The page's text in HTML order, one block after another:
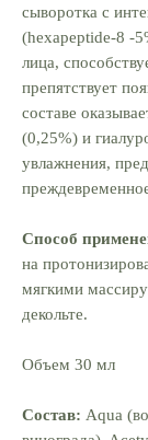
сыворотка с
(hexapeptide-8 -
лица,
препятствует
составе
(0,25%) и
увлажнения,
Способ
на
мягкими
декольте.
Объем 30 мл
Состав: Aqua